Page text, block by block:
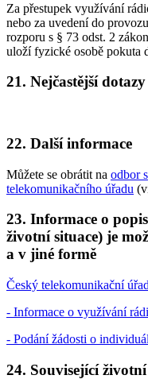
Za přestupek využívání
nebo za uvedení do
rozporu s § 73 odst. 2
uloží fyzické osobě pokuta
21. Nejčastější dotazy
22. Další informace
Můžete se obrátit na odbor
telekomunikačního úřadu
23. Informace o
životní situace) je
a v jiné formě
Český telekomunikační úřad
- Informace o využívání
- Podání žádosti o
24. Související